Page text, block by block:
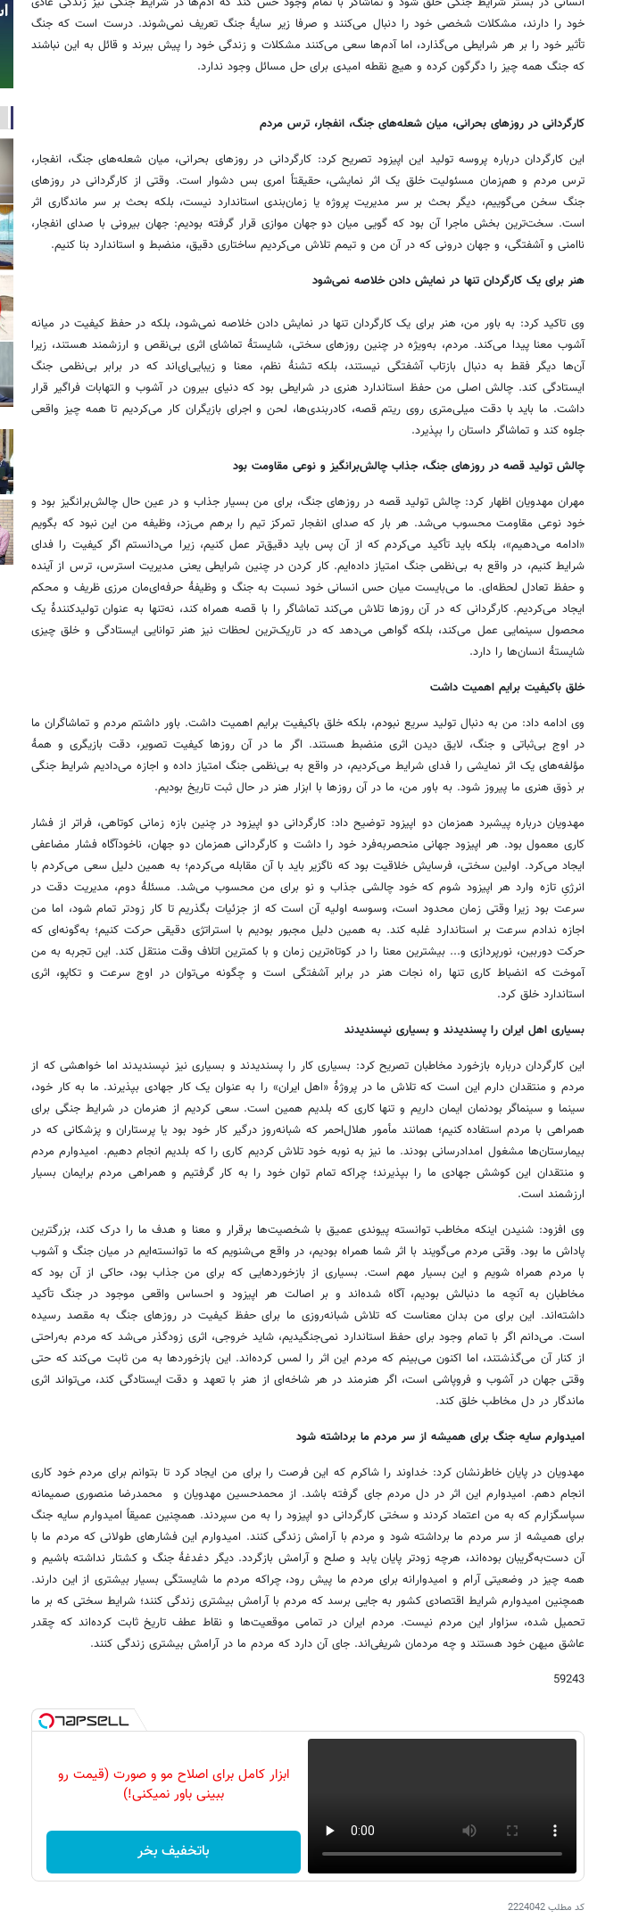
خود را دارند، مشکلات شخصی خود را دنبال می‌کنند و صرفا زیر سایۀ جنگ تعریف نمی‌شوند. درست است که جنگ
تأثیر خود را بر هر شرایطی می‌گذارد، اما آدم‌ها سعی می‌کنند مشکلات و زندگی خود را پیش ببرند و قائل به این نباشند
که جنگ همه چیز را دگرگون کرده و هیچ نقطه امیدی برای حل مسائل وجود ندارد.
کارگردانی در روزهای بحرانی، میان شعله‌های جنگ، انفجار، ترس مردم
این کارگردان درباره پروسه تولید این اپیزود تصریح کرد: کارگردانی در روزهای بحرانی، میان شعله‌های جنگ، انفجار،
ترس مردم و هم‌زمان مسئولیت خلق یک اثر نمایشی، حقیقتاً امری بس دشوار است. وقتی از کارگردانی در روزهای
جنگ سخن می‌گوییم، دیگر بحث بر سر مدیریت پروژه یا زمان‌بندی استاندارد نیست، بلکه بحث بر سر ماندگاری اثر
است. سخت‌ترین بخش ماجرا آن بود که گویی میان دو جهان موازی قرار گرفته بودیم: جهان بیرونی با صدای انفجار،
ناامنی و آشفتگی، و جهان درونی که در آن من و تیمم تلاش می‌کردیم ساختاری دقیق، منضبط و استاندارد بنا کنیم.
هنر برای یک کارگردان تنها در نمایش دادن خلاصه نمی‌شود
وی تاکید کرد: به باور من، هنر برای یک کارگردان تنها در نمایش دادن خلاصه نمی‌شود، بلکه در حفظ کیفیت در میانه
آشوب معنا پیدا می‌کند. مردم، به‌ویژه در چنین روزهای سختی، شایستۀ تماشای اثری بی‌نقص و ارزشمند هستند، زیرا
آن‌ها دیگر فقط به دنبال بازتاب آشفتگی نیستند، بلکه تشنۀ نظم، معنا و زیبایی‌ای‌اند که در برابر بی‌نظمی جنگ
ایستادگی کند. چالش اصلی من حفظ استاندارد هنری در شرایطی بود که دنیای بیرون در آشوب و التهابات فراگیر قرار
داشت. ما باید با دقت میلی‌متری روی ریتم قصه، کادربندی‌ها، لحن و اجرای بازیگران کار می‌کردیم تا همه چیز واقعی
جلوه کند و تماشاگر داستان را بپذیرد.
چالش تولید قصه در روزهای جنگ، جذاب چالش‌برانگیز و نوعی مقاومت بود
مهران مهدویان اظهار کرد: چالش تولید قصه در روزهای جنگ، برای من بسیار جذاب و در عین حال چالش‌برانگیز بود و
خود نوعی مقاومت محسوب می‌شد. هر بار که صدای انفجار تمرکز تیم را برهم می‌زد، وظیفه من این نبود که بگویم
«ادامه می‌دهیم»، بلکه باید تأکید می‌کردم که از آن پس باید دقیق‌تر عمل کنیم، زیرا می‌دانستم اگر کیفیت را فدای
شرایط کنیم، در واقع به بی‌نظمی جنگ امتیاز داده‌ایم. کار کردن در چنین شرایطی یعنی مدیریت استرس، ترس از آینده
و حفظ تعادل لحظه‌ای. ما می‌بایست میان حس انسانی خود نسبت به جنگ و وظیفۀ حرفه‌ای‌مان مرزی ظریف و محکم
ایجاد می‌کردیم. کارگردانی که در آن روزها تلاش می‌کند تماشاگر را با قصه همراه کند، نه‌تنها به عنوان تولیدکنندۀ یک
محصول سینمایی عمل می‌کند، بلکه گواهی می‌دهد که در تاریک‌ترین لحظات نیز هنر توانایی ایستادگی و خلق چیزی
شایستۀ انسان‌ها را دارد.
خلق باکیفیت برایم اهمیت داشت
وی ادامه داد: من به دنبال تولید سریع نبودم، بلکه خلق باکیفیت برایم اهمیت داشت. باور داشتم مردم و تماشاگران ما
در اوج بی‌ثباتی و جنگ، لایق دیدن اثری منضبط هستند. اگر ما در آن روزها کیفیت تصویر، دقت بازیگری و همۀ
مؤلفه‌های یک اثر نمایشی را فدای شرایط می‌کردیم، در واقع به بی‌نظمی جنگ امتیاز داده و اجازه می‌دادیم شرایط جنگی
بر ذوق هنری ما پیروز شود. به باور من، ما در آن روزها با ابزار هنر در حال ثبت تاریخ بودیم.
مهدویان درباره پیشبرد همزمان دو اپیزود توضیح داد: کارگردانی دو اپیزود در چنین بازه زمانی کوتاهی، فراتر از فشار
کاری معمول بود. هر اپیزود جهانی منحصربه‌فرد خود را داشت و کارگردانی همزمان دو جهان، ناخودآگاه فشار مضاعفی
ایجاد می‌کرد. اولین سختی، فرسایش خلاقیت بود که ناگزیر باید با آن مقابله می‌کردم؛ به همین دلیل سعی می‌کردم با
انرژیِ تازه وارد هر اپیزود شوم که خود چالشی جذاب و نو برای من محسوب می‌شد. مسئلۀ دوم، مدیریت دقت در
سرعت بود زیرا وقتی زمان محدود است، وسوسه اولیه آن است که از جزئیات بگذریم تا کار زودتر تمام شود، اما من
اجازه ندادم سرعت بر استاندارد غلبه کند. به همین دلیل مجبور بودیم با استراتژی دقیقی حرکت کنیم؛ به‌گونه‌ای که
حرکت دوربین، نورپردازی و... بیشترین معنا را در کوتاه‌ترین زمان و با کمترین اتلاف وقت منتقل کند. این تجربه به من
آموخت که انضباط کاری تنها راه نجات هنر در برابر آشفتگی است و چگونه می‌توان در اوج سرعت و تکاپو، اثری
استاندارد خلق کرد.
بسیاری اهل ایران را پسندیدند و بسیاری نپسندیدند
این کارگردان درباره بازخورد مخاطبان تصریح کرد: بسیاری کار را پسندیدند و بسیاری نیز نپسندیدند اما خواهشی که از
مردم و منتقدان دارم این است که تلاش ما در پروژۀ «اهل ایران» را به عنوان یک کار جهادی بپذیرند. ما به کار خود،
سینما و سینماگر بودنمان ایمان داریم و تنها کاری که بلدیم همین است. سعی کردیم از هنرمان در شرایط جنگی برای
همراهی با مردم استفاده کنیم؛ همانند مأمور هلال‌احمر که شبانه‌روز درگیر کار خود بود یا پرستاران و پزشکانی که در
بیمارستان‌ها مشغول امدادرسانی بودند. ما نیز به نوبه خود تلاش کردیم کاری را که بلدیم انجام دهیم. امیدوارم مردم
و منتقدان این کوشش جهادی ما را بپذیرند؛ چراکه تمام توان خود را به کار گرفتیم و همراهی مردم برایمان بسیار
ارزشمند است.
وی افزود: شنیدن اینکه مخاطب توانسته پیوندی عمیق با شخصیت‌ها برقرار و معنا و هدف ما را درک کند، بزرگترین
پاداش ما بود. وقتی مردم می‌گویند با اثر شما همراه بودیم، در واقع می‌شنویم که ما توانسته‌ایم در میان جنگ و آشوب
با مردم همراه شویم و این بسیار مهم است. بسیاری از بازخوردهایی که برای من جذاب بود، حاکی از آن بود که
مخاطبان به آنچه ما دنبالش بودیم، آگاه شده‌اند و بر اصالت هر اپیزود و احساس واقعی موجود در جنگ تأکید
داشته‌اند. این برای من بدان معناست که تلاش شبانه‌روزی ما برای حفظ کیفیت در روزهای جنگ به مقصد رسیده
است. می‌دانم اگر با تمام وجود برای حفظ استاندارد نمی‌جنگیدیم، شاید خروجی، اثری زودگذر می‌شد که مردم به‌راحتی
از کنار آن می‌گذشتند، اما اکنون می‌بینم که مردم این اثر را لمس کرده‌اند. این بازخوردها به من ثابت می‌کند که حتی
وقتی جهان در آشوب و فروپاشی است، اگر هنرمند در هر شاخه‌ای از هنر با تعهد و دقت ایستادگی کند، می‌تواند اثری
ماندگار در دل مخاطب خلق کند.
امیدوارم سایه جنگ برای همیشه از سر مردم ما برداشته شود
مهدویان در پایان خاطرنشان کرد: خداوند را شاکرم که این فرصت را برای من ایجاد کرد تا بتوانم برای مردم خود کاری
انجام دهم. امیدوارم این اثر در دل مردم جای گرفته باشد. از محمدحسین مهدویان و محمدرضا منصوری صمیمانه
سپاسگزارم که به من اعتماد کردند و سختی کارگردانی دو اپیزود را به من سپردند. همچنین عمیقاً امیدوارم سایه جنگ
برای همیشه از سر مردم ما برداشته شود و مردم با آرامش زندگی کنند. امیدوارم این فشارهای طولانی که مردم ما با
آن دست‌به‌گریبان بوده‌اند، هرچه زودتر پایان یابد و صلح و آرامش بازگردد. دیگر دغدغۀ جنگ و کشتار نداشته باشیم و
همه چیز در وضعیتی آرام و امیدوارانه برای مردم ما پیش رود، چراکه مردم ما شایستگی بسیار بیشتری از این دارند.
همچنین امیدوارم شرایط اقتصادی کشور به جایی برسد که مردم با آرامش بیشتری زندگی کنند؛ شرایط سختی که بر ما
تحمیل شده، سزاوار این مردم نیست. مردم ایران در تمامی موقعیت‌ها و نقاط عطف تاریخ ثابت کرده‌اند که چقدر
عاشق میهن خود هستند و چه مردمان شریفی‌اند. جای آن دارد که مردم ما در آرامش بیشتری زندگی کنند.
59243
ابزار کامل برای اصلاح مو و صورت (قیمت رو
ببینی باور نمیکنی!)
باتخفیف بخر
کد مطلب2224042